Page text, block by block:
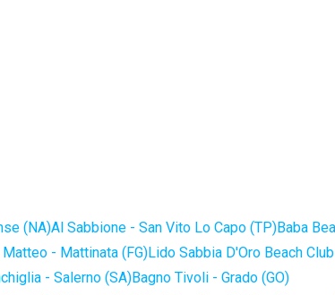
(NA)Al Sabbione - San Vito Lo Capo (TP)Baba
- Mattinata (FG)Lido Sabbia D'Oro Beach
- Salerno (SA)Bagno Tivoli - Grado (GO)